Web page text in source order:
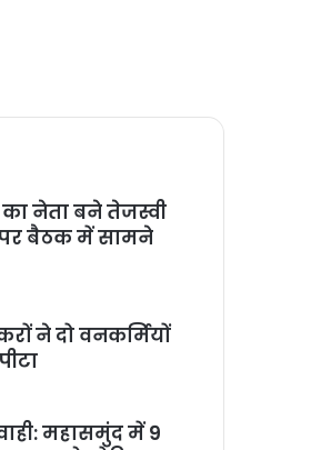
नेता बने तेजस्वी
पर बैठक में सामने
ने दो वनकर्मियों
महासमुंद में 9